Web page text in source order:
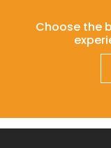
Choose the